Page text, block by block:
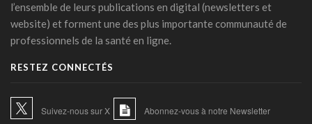
L'Ares finance un projet d'IA pour renforcer le diagnostic de
la malaria en RDC
17 juillet 2026 - 14:55
l’ensemble de leurs publications en digital (newsletters et
website) et forment une des plus importante communauté de
professionnels de la santé en ligne.
RESTEZ CONNECTÉS
Suivez-nous sur X Abonnez-vous à notre Newsletter